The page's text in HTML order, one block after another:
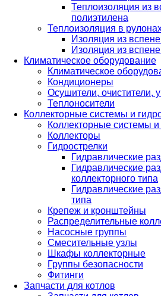
Теплоизоляция из
полиэтилена
Теплоизоляция в
Изоляция из
Изоляция из
Климатическое оборудование
Климатическое
Кондиционеры
Осушители, очистители,
Теплоносители
Коллекторные системы и
Коллекторные системы и
Коллекторы
Гидрострелки
Гидравлические
Гидравлические
коллекторного типа
Гидравлические
типа
Крепеж и кронштейны
Распределительные
Насосные группы
Смесительные узлы
Шкафы коллекторные
Группы безопасности
Фитинги
Запчасти для котлов